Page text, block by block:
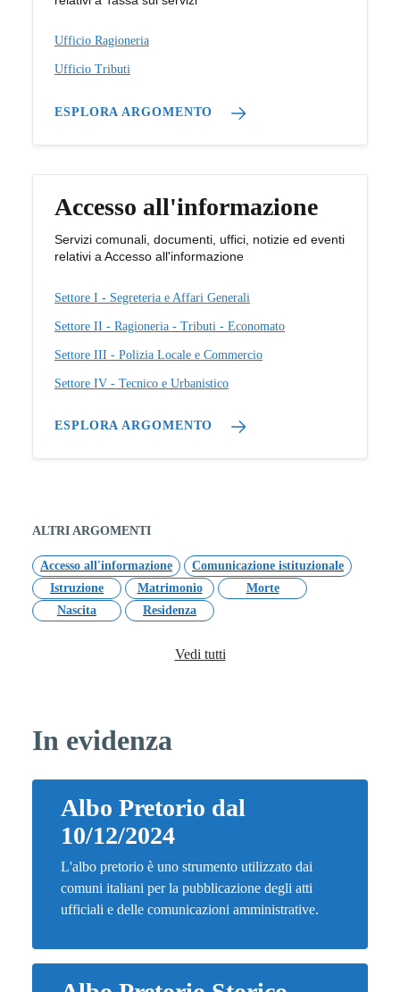
Ufficio Ragioneria
Ufficio Tributi
ESPLORA ARGOMENTO
Accesso all'informazione
Servizi comunali, documenti, uffici, notizie ed eventi
relativi a Accesso all'informazione
Settore I - Segreteria e Affari Generali
Settore II - Ragioneria - Tributi - Economato
Settore III - Polizia Locale e Commercio
Settore IV - Tecnico e Urbanistico
ESPLORA ARGOMENTO
ALTRI ARGOMENTI
Accesso all'informazione
Comunicazione istituzionale
Istruzione
Matrimonio
Morte
Nascita
Residenza
Vedi tutti
In evidenza
Albo Pretorio dal
10/12/2024
L'albo pretorio è uno strumento utilizzato dai
comuni italiani per la pubblicazione degli atti
ufficiali e delle comunicazioni amministrative.